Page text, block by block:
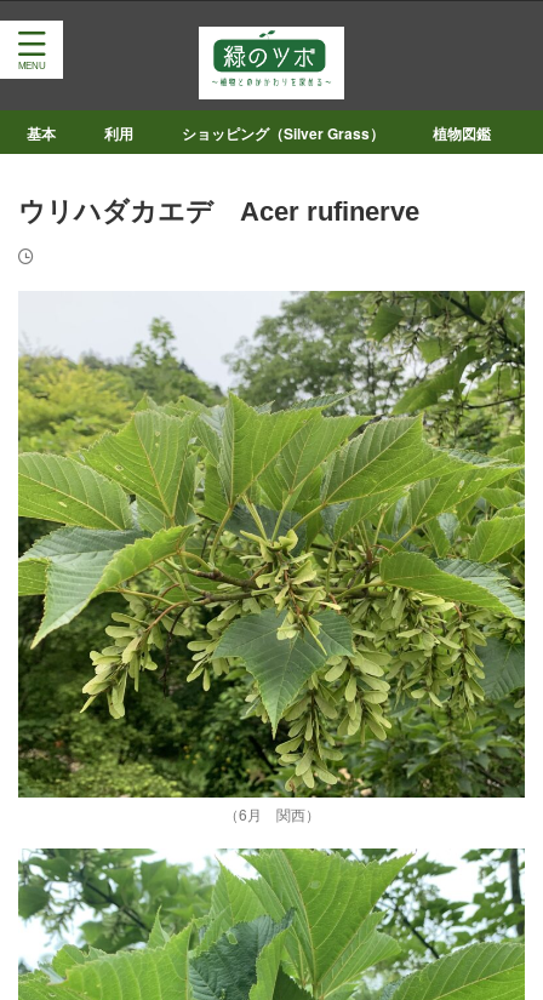
基本 利用 ショッピング（Silver Grass） 植物図鑑
ウリハダカエデ Acer rufinerve
（6月 関西）